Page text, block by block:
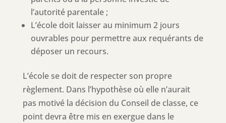
l’autorité parentale ;
L’école doit laisser au minimum 2 jours
ouvrables pour permettre aux requérants de
déposer un recours.
L’école se doit de respecter son propre
règlement. Dans l’hypothèse où elle n’aurait
pas motivé la décision du Conseil de classe, ce
point devra être mis en exergue dans le